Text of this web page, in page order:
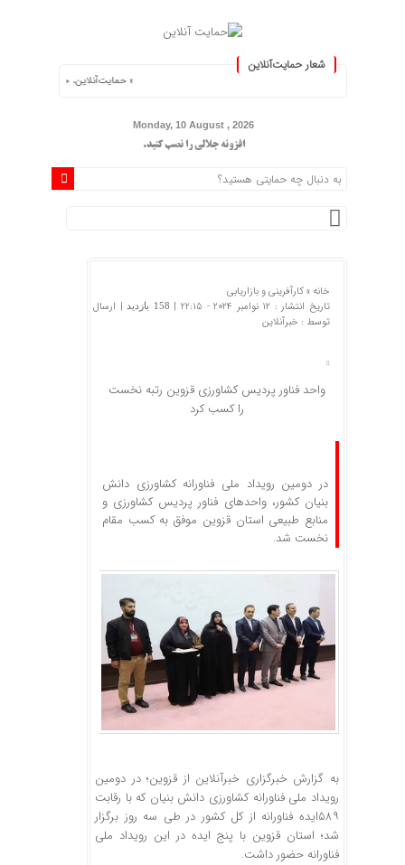
شعار حمایت‌آنلاین
« حمایت‌آنلاین، حامی همه مردم ایران »
Monday, 10 August , 2026
افزونه جلالی را نصب کنید.
خانه »کارآفرینی و بازاریابی
تاریخ انتشار : 12 نوامبر 2024 - 22:15 |
158 بازدید
| ارسال
توسط : خبرآنلاین
واحد فناور پردیس کشاورزی قزوین رتبه نخست
را کسب کرد
در دومین رویداد ملی فناورانه کشاورزی دانش
بنیان کشور، واحدهای فناور پردیس کشاورزی و
منابع طبیعی استان قزوین موفق به کسب مقام
نخست شد.
به گزارش خبرگزاری خبرآنلاین از قزوین؛ در دومین
رویداد ملی فناورانه کشاورزی دانش بنیان که با رقابت
۵۸۹ایده فناورانه از کل کشور در طی سه روز برگزار
شد؛ استان قزوین با پنج ایده در این رویداد ملی
فناورانه حضور داشت.